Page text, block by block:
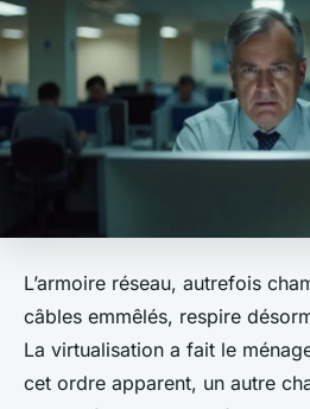
L’armoire réseau, autrefois
câbles emmêlés, respire
La virtualisation a fait le
cet ordre apparent, un autre